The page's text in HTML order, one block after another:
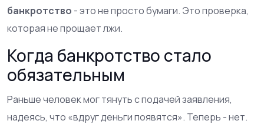
банкротство - это не просто бумаги. Это проверка,
которая не прощает лжи.
Когда банкротство стало
обязательным
Раньше человек мог тянуть с подачей заявления,
надеясь, что «вдруг деньги появятся». Теперь - нет.